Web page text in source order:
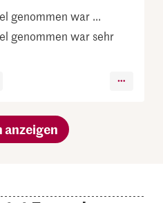
genommen war ...
genommen war sehr
anzeigen